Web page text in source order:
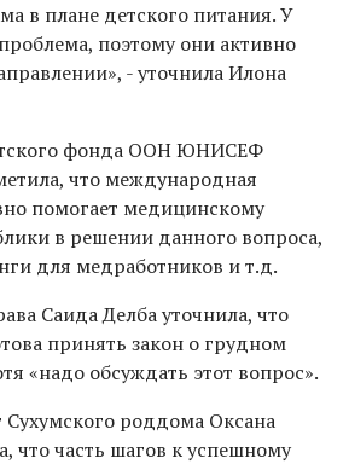
в плане детского питания. У
поэтому они активно
- уточнила Илона
фонда ООН ЮНИСЕФ
что международная
помогает медицинскому
в решении данного вопроса,
для медработников и т.д.
Саида Делба уточнила, что
принять закон о грудном
«надо обсуждать этот вопрос».
роддома Оксана
что часть шагов к успешному